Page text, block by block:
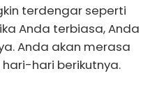
terdengar seperti
Anda terbiasa, Anda
Anda akan merasa
hari berikutnya.